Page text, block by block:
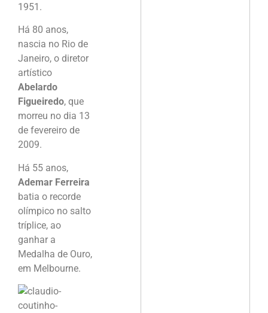
1951.
Há 80 anos,
nascia no Rio de
Janeiro, o diretor
artístico
Abelardo
Figueiredo, que
morreu no dia 13
de fevereiro de
2009.
Há 55 anos,
Ademar Ferreira
batia o recorde
olímpico no salto
tríplice, ao
ganhar a
Medalha de Ouro,
em Melbourne.